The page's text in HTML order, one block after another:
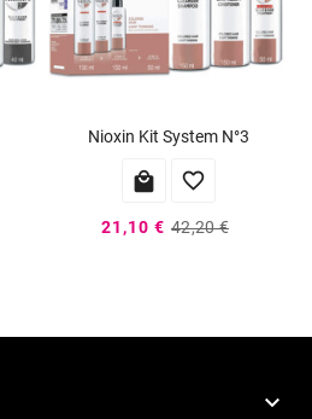
Nioxin Kit System N°3
 
21,10 € 42,20 €
